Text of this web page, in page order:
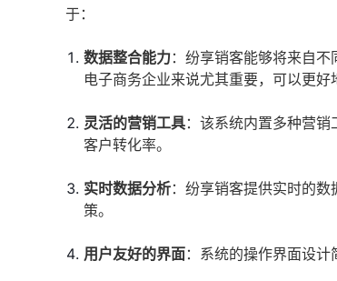
于：
数据整合能力：纷享销客能够将来自
电子商务企业来说尤其重要，可以更好
灵活的营销工具：该系统内置多种营
客户转化率。
实时数据分析：纷享销客提供实时的
策。
用户友好的界面：系统的操作界面设计